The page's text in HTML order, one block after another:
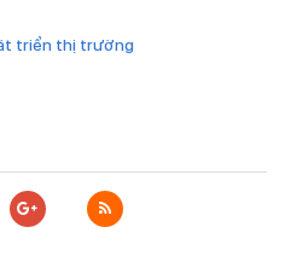
triển thị trường